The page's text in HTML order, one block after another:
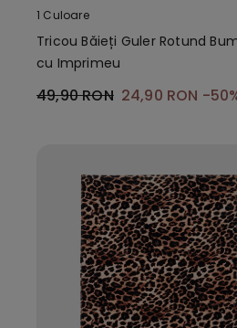
1 Culoare
Tricou Băieți Guler Rotund
cu Imprimeu
49,90 RON 24,90 RON -